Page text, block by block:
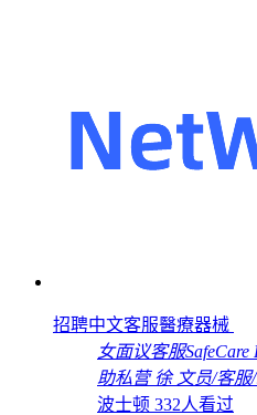
招聘中文客服醫療器械
女面议客服SafeCare
助私营 徐 文员/客服
波士顿 332人看过